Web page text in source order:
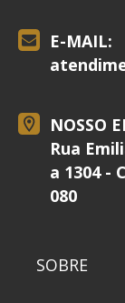
E-MAIL:
NOSSO
Rua
a 1304 -
080
SOBRE